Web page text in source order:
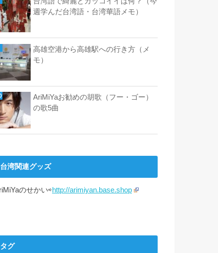
週学んだ台湾語・台湾華語メモ）
高雄空港から高雄駅への行き方（メ
モ）
AriMiYaお勧めの胡歌（フー・ゴー）
の歌5曲
台湾関連グッズ
のせかい⇨http://arimiyan.base.shop
タグ